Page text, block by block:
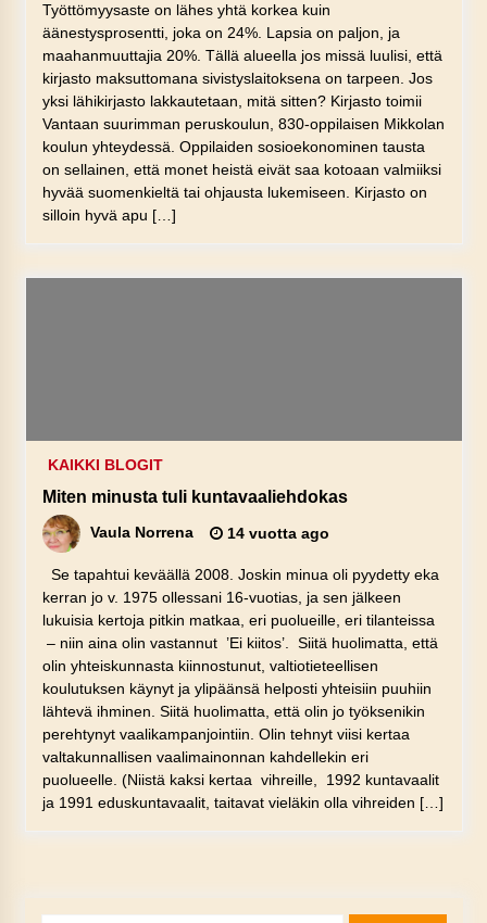
Työttömyysaste on lähes yhtä korkea kuin
äänestysprosentti, joka on 24%. Lapsia on paljon, ja
maahanmuuttajia 20%. Tällä alueella jos missä luulisi, että
kirjasto maksuttomana sivistyslaitoksena on tarpeen. Jos
yksi lähikirjasto lakkautetaan, mitä sitten? Kirjasto toimii
Vantaan suurimman peruskoulun, 830-oppilaisen Mikkolan
koulun yhteydessä. Oppilaiden sosioekonominen tausta
on sellainen, että monet heistä eivät saa kotoaan valmiiksi
hyvää suomenkieltä tai ohjausta lukemiseen. Kirjasto on
silloin hyvä apu […]
KAIKKI BLOGIT
Miten minusta tuli kuntavaaliehdokas
Vaula Norrena 14 vuotta ago
Se tapahtui keväällä 2008. Joskin minua oli pyydetty eka
kerran jo v. 1975 ollessani 16-vuotias, ja sen jälkeen
lukuisia kertoja pitkin matkaa, eri puolueille, eri tilanteissa
– niin aina olin vastannut ’Ei kiitos’. Siitä huolimatta, että
olin yhteiskunnasta kiinnostunut, valtiotieteellisen
koulutuksen käynyt ja ylipäänsä helposti yhteisiin puuhiin
lähtevä ihminen. Siitä huolimatta, että olin jo työksenikin
perehtynyt vaalikampanjointiin. Olin tehnyt viisi kertaa
valtakunnallisen vaalimainonnan kahdellekin eri
puolueelle. (Niistä kaksi kertaa vihreille, 1992 kuntavaalit
ja 1991 eduskuntavaalit, taitavat vieläkin olla vihreiden […]